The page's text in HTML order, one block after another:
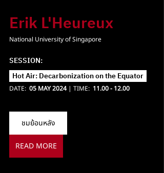
Erik L'Heureux
National University of Singapore
SESSION:
Hot Air: Decarbonization on the Equator
DATE: 05 MAY 2024 | TIME: 11.00 - 12.00
ชมย้อนหลัง
READ MORE